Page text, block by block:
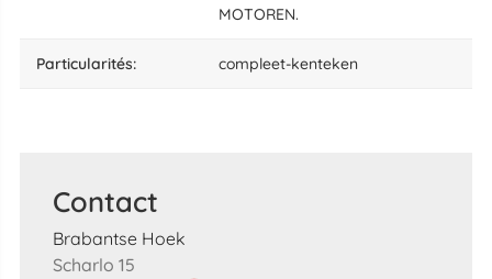
MOTOREN.
particularités: compleet-kenteken
Contact
Brabantse Hoek
Scharlo 15